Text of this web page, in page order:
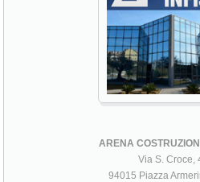
ARENA
Via S. Croce,
94015 Piazza